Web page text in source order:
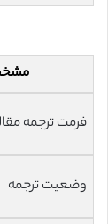
فرمت ترجمه
وضعیت ترجمه